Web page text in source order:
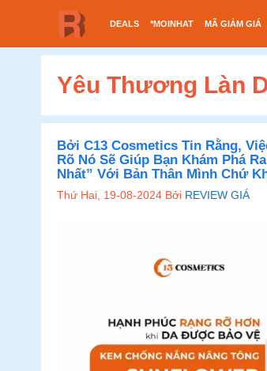
nội
DEALS *MOINHAT MÃ GIẢM GIÁ
Yêu Thương Làn
Bởi C13 Cosmetics Tin Rằng,
Rõ Nó Sẽ Giúp Bạn Khám Phá
Nhất” Với Bản Thân Mình Chứ
Thứ Hai, 19-08-2024 Bởi REVIEW GIÁ